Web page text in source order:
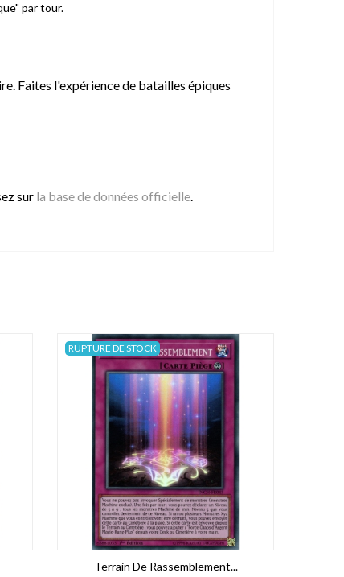
par tour.
Faites l'expérience de batailles épiques
sur la base de données officielle.
Terrain De Rassemblement...
RUPTURE DE STOCK